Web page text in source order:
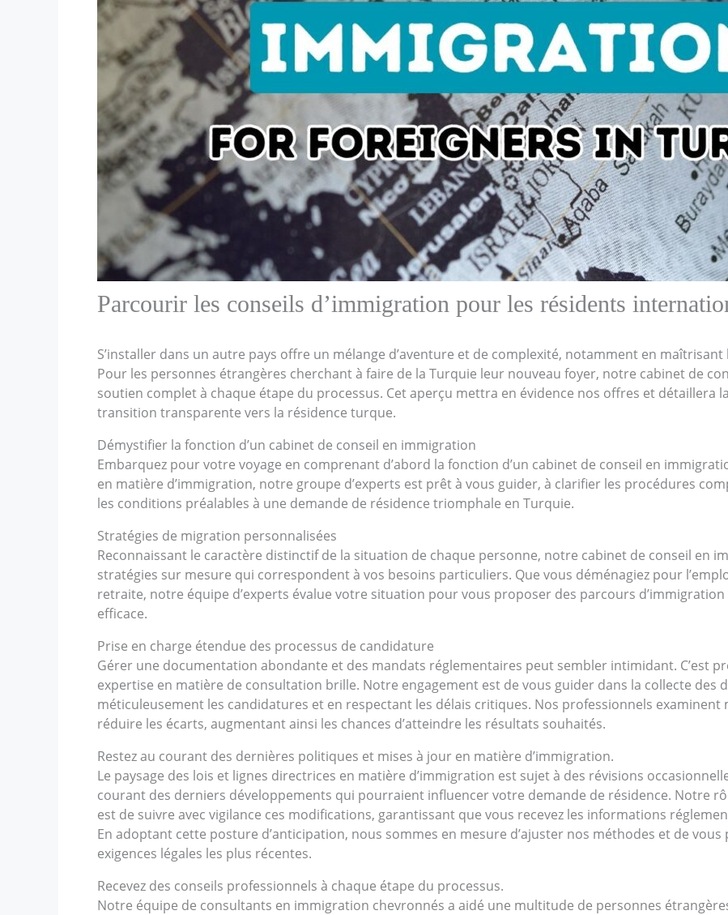
Parcourir les conseils d’immigration pour les résidents
S’installer dans un autre pays offre un mélange d’aventure et de complexité, notamment en
Pour les personnes étrangères cherchant à faire de la Turquie leur nouveau foyer, notre cabinet de
soutien complet à chaque étape du processus. Cet aperçu mettra en évidence nos offres et détaillera
transition transparente vers la résidence turque.
Démystifier la fonction d’un cabinet de conseil en immigration
Embarquez pour votre voyage en comprenant d’abord la fonction d’un cabinet de conseil en
en matière d’immigration, notre groupe d’experts est prêt à vous guider, à clarifier les procédures
les conditions préalables à une demande de résidence triomphale en Turquie.
Stratégies de migration personnalisées
Reconnaissant le caractère distinctif de la situation de chaque personne, notre cabinet de conseil en
stratégies sur mesure qui correspondent à vos besoins particuliers. Que vous déménagiez pour
retraite, notre équipe d’experts évalue votre situation pour vous proposer des parcours
efficace.
Prise en charge étendue des processus de candidature
Gérer une documentation abondante et des mandats réglementaires peut sembler intimidant. C’est
expertise en matière de consultation brille. Notre engagement est de vous guider dans la collecte des
méticuleusement les candidatures et en respectant les délais critiques. Nos professionnels
réduire les écarts, augmentant ainsi les chances d’atteindre les résultats souhaités.
Restez au courant des dernières politiques et mises à jour en matière d’immigration.
Le paysage des lois et lignes directrices en matière d’immigration est sujet à des révisions
courant des derniers développements qui pourraient influencer votre demande de résidence. Notre
est de suivre avec vigilance ces modifications, garantissant que vous recevez les informations
En adoptant cette posture d’anticipation, nous sommes en mesure d’ajuster nos méthodes et de
exigences légales les plus récentes.
Recevez des conseils professionnels à chaque étape du processus.
Notre équipe de consultants en immigration chevronnés a aidé une multitude de personnes